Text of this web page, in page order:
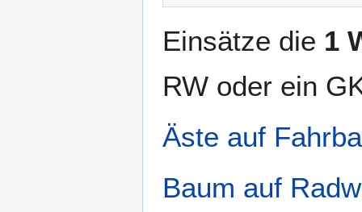
Einsätze die 1
RW oder ein
Äste auf
Baum auf